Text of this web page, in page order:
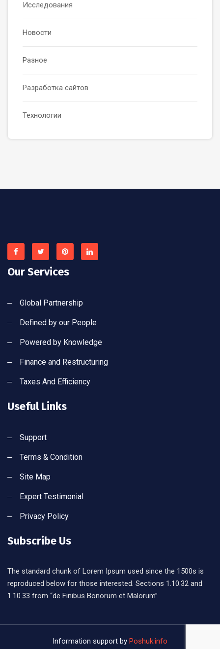
Исследования
Новости
Разное
Разработка сайтов
Технологии
Our Services
Global Partnership
Defined by our People
Powered by Knowledge
Finance and Restructuring
Taxes And Efficiency
Useful Links
Support
Terms & Condition
Site Map
Expert Testimonial
Privacy Policy
Subscribe Us
The standard chunk of Lorem Ipsum used since the 1500s is
reproduced below for those interested. Sections 1.10.32 and
1.10.33 from “de Finibus Bonorum et Malorum”
Information support by Poshuk.info